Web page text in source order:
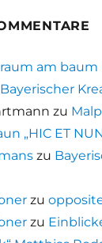
am baum
Bayerischer
zu
„HIC ET
zu
zu
zu